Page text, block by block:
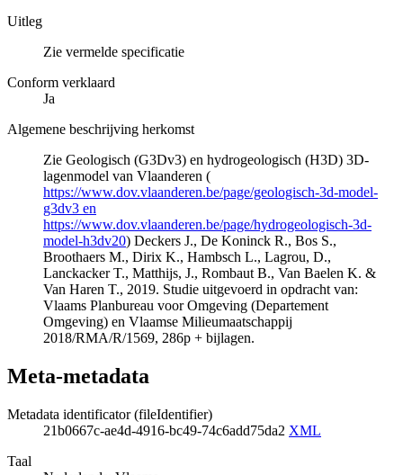
Uitleg
Zie vermelde specificatie
Conform verklaard
Ja
Algemene beschrijving herkomst
Zie Geologisch (G3Dv3) en hydrogeologisch (H3D) 3D-
lagenmodel van Vlaanderen (
https://www.dov.vlaanderen.be/page/geologisch-3d-model-
g3dv3 en
https://www.dov.vlaanderen.be/page/hydrogeologisch-3d-
model-h3dv20) Deckers J., De Koninck R., Bos S.,
Broothaers M., Dirix K., Hambsch L., Lagrou, D.,
Lanckacker T., Matthijs, J., Rombaut B., Van Baelen K. &
Van Haren T., 2019. Studie uitgevoerd in opdracht van:
Vlaams Planbureau voor Omgeving (Departement
Omgeving) en Vlaamse Milieumaatschappij
2018/RMA/R/1569, 286p + bijlagen.
Meta-metadata
Metadata identificator (fileIdentifier)
21b0667c-ae4d-4916-bc49-74c6add75da2 XML
Taal